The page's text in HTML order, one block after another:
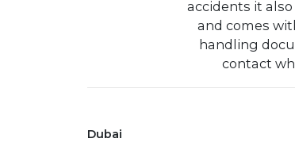
accidents it
and comes
handling
contact
Dubai